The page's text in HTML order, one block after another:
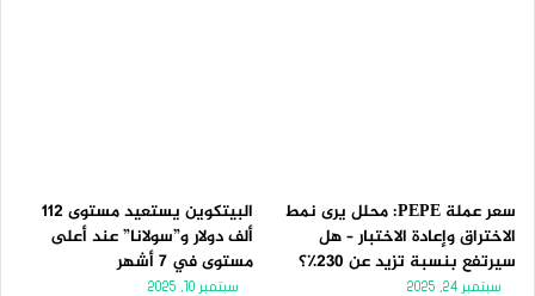
سعر عملة PEPE: محلل يرى نمط
الاختراق وإعادة الاختبار – هل
سيرتفع بنسبة تزيد عن 230٪؟
سبتمبر 24, 2025
البيتكوين يستعيد مستوى 112
ألف دولار و”سولانا” عند أعلى
مستوى في 7 أشهر
سبتمبر 10, 2025